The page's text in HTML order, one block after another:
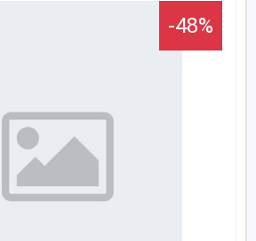
-48%